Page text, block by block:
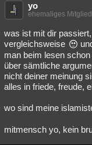
yo
ehemaliges Mitglied
was ist mit dir
vergleichsweise
man beim lesen
über sämtliche
nicht deiner meinung
alles in friede, freude,
wo sind meine
mitmensch yo, kein